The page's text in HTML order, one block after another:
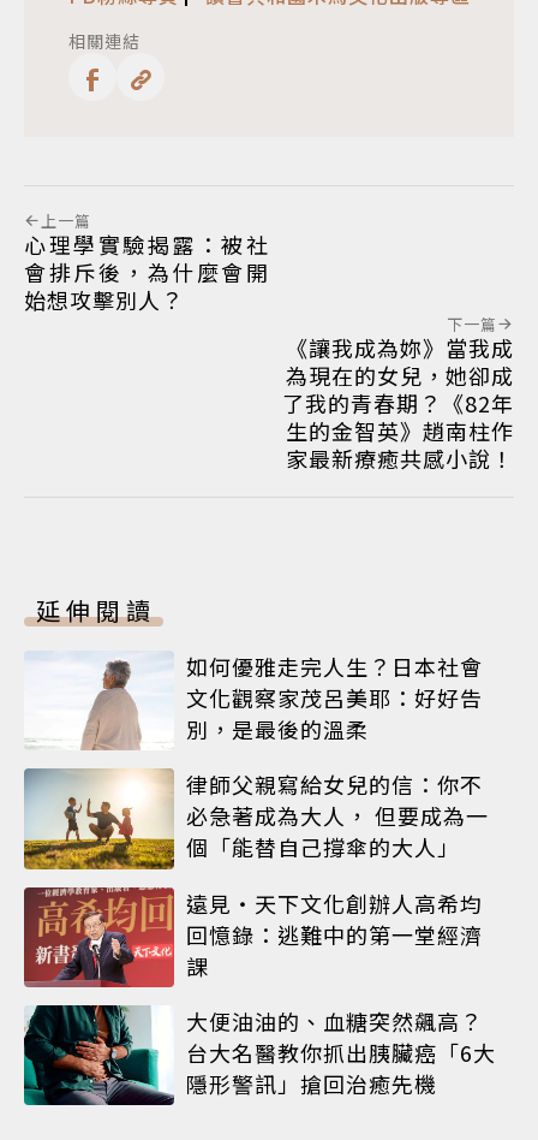
相關連結
上一篇
心理學實驗揭露：被社
會排斥後，為什麼會開
始想攻擊別人？
下一篇
《讓我成為妳》當我成
為現在的女兒，她卻成
了我的青春期？《82年
生的金智英》趙南柱作
家最新療癒共感小說！
延伸閱讀
如何優雅走完人生？日本社會
文化觀察家茂呂美耶：好好告
別，是最後的溫柔
律師父親寫給女兒的信：你不
必急著成為大人， 但要成為一
個「能替自己撐傘的大人」
遠見‧天下文化創辦人高希均
回憶錄：逃難中的第一堂經濟
課
大便油油的、血糖突然飆高？
台大名醫教你抓出胰臟癌「6大
隱形警訊」搶回治癒先機